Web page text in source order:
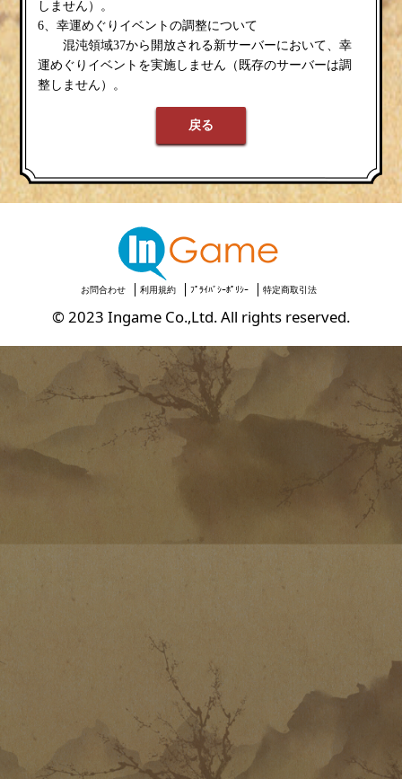
しません）。
6、幸運めぐりイベントの調整について
混沌領域37から開放される新サーバーにおいて、幸
運めぐりイベントを実施しません（既存のサーバーは調
整しません）。
戻る
お問合わせ 利用規約 ﾌﾟﾗｲﾊﾞｼｰﾎﾟﾘｼｰ 特定商取引法
© 2023 Ingame Co.,Ltd. All rights reserved.